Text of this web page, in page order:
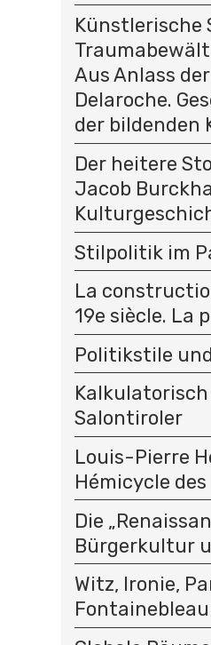
Aus Anlass
Delaroche.
der bildenden
Der heitere
Jacob
Stilpolitik im
La
19e siècle. La
Politikstile
Salontiroler
Louis-Pierre
Hémicycle
Die
Bürgerkultur
Witz, Ironie,
Fontainebleau